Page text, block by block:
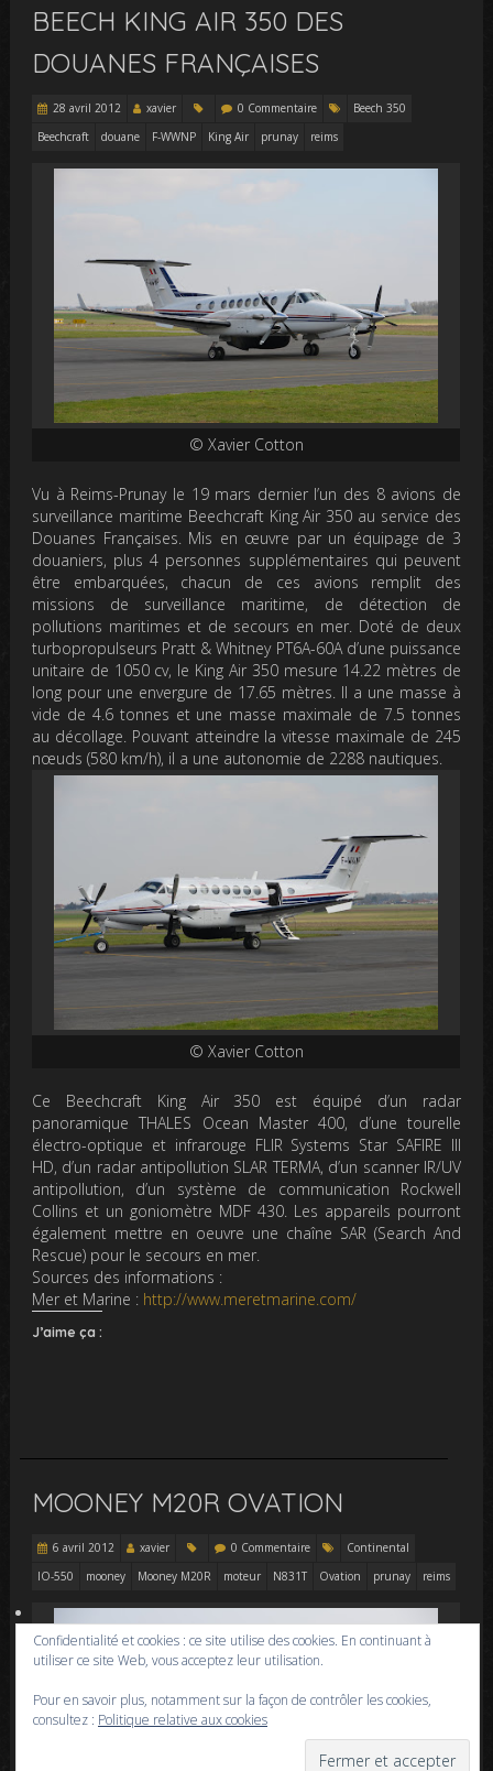
BEECH KING AIR 350 DES
DOUANES FRANÇAISES
28 avril 2012 xavier 0 Commentaire
Beech 350
Beechcraft
douane F-WWNP King Air prunay reims
© Xavier Cotton
Vu à Reims-Prunay le 19 mars dernier l’un des 8 avions de
surveillance maritime Beechcraft King Air 350 au service des
Douanes Françaises. Mis en œuvre par un équipage de 3
douaniers, plus 4 personnes supplémentaires qui peuvent
être embarquées, chacun de ces avions remplit des
missions de surveillance maritime, de détection de
pollutions maritimes et de secours en mer. Doté de deux
turbopropulseurs Pratt & Whitney PT6A-60A d’une puissance
unitaire de 1050 cv, le King Air 350 mesure 14.22 mètres de
long pour une envergure de 17.65 mètres. Il a une masse à
vide de 4.6 tonnes et une masse maximale de 7.5 tonnes
au décollage. Pouvant atteindre la vitesse maximale de 245
nœuds (580 km/h), il a une autonomie de 2288 nautiques.
© Xavier Cotton
Ce Beechcraft King Air 350 est équipé d’un radar
panoramique THALES Ocean Master 400, d’une tourelle
électro-optique et infrarouge FLIR Systems Star SAFIRE III
HD, d’un radar antipollution SLAR TERMA, d’un scanner IR/UV
antipollution, d’un système de communication Rockwell
Collins et un goniomètre MDF 430. Les appareils pourront
également mettre en oeuvre une chaîne SAR (Search And
Rescue) pour le secours en mer.
Sources des informations :
Mer et Marine : http://www.meretmarine.com/
J’aime ça :
MOONEY M20R OVATION
6 avril 2012 xavier 0 Commentaire
Continental
IO-550
mooney Mooney M20R moteur N831T Ovation prunay reims
Confidentialité et cookies : ce site utilise des cookies. En continuant à
utiliser ce site Web, vous acceptez leur utilisation.
Pour en savoir plus, notamment sur la façon de contrôler les cookies,
consultez : Politique relative aux cookies